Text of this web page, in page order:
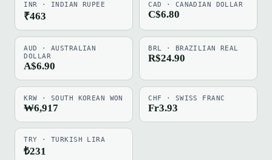
INR · INDIAN RUPEE
₹463
CAD · CANADIAN DOLLAR
C$6.80
AUD · AUSTRALIAN
DOLLAR
A$6.90
BRL · BRAZILIAN REAL
R$24.90
KRW · SOUTH KOREAN WON
₩6,917
CHF · SWISS FRANC
Fr3.93
TRY · TURKISH LIRA
₺231